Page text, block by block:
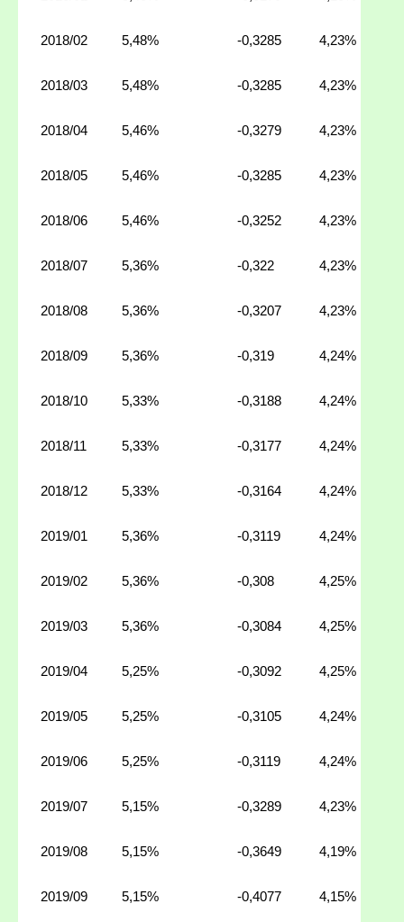
2018/02 5,48% -0,3285 4,23%
2018/03 5,48% -0,3285 4,23%
2018/04 5,46% -0,3279 4,23%
2018/05 5,46% -0,3285 4,23%
2018/06 5,46% -0,3252 4,23%
2018/07 5,36% -0,322 4,23%
2018/08 5,36% -0,3207 4,23%
2018/09 5,36% -0,319 4,24%
2018/10 5,33% -0,3188 4,24%
2018/11 5,33% -0,3177 4,24%
2018/12 5,33% -0,3164 4,24%
2019/01 5,36% -0,3119 4,24%
2019/02 5,36% -0,308 4,25%
2019/03 5,36% -0,3084 4,25%
2019/04 5,25% -0,3092 4,25%
2019/05 5,25% -0,3105 4,24%
2019/06 5,25% -0,3119 4,24%
2019/07 5,15% -0,3289 4,23%
2019/08 5,15% -0,3649 4,19%
2019/09 5,15% -0,4077 4,15%